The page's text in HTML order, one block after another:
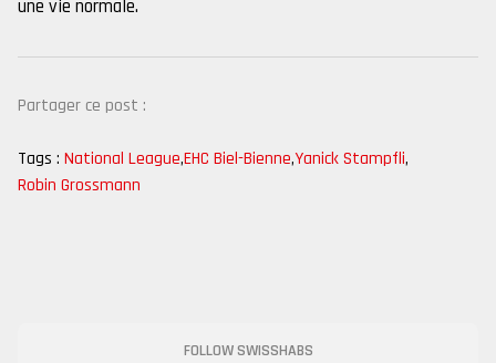
une vie normale.
Partager ce post :
Tags : National League,EHC Biel-Bienne,Yanick Stampfli,
Robin Grossmann
FOLLOW SWISSHABS